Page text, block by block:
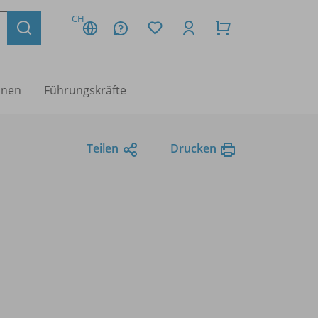
CH
Führungskräfte
Teilen Drucken